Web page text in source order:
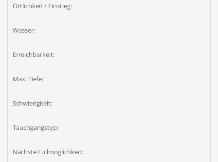
Örtlichkeit / Einstieg:
Wasser:
Erreichbarkeit:
Max. Tiefe:
Schwierigkeit:
Tauchgangstyp:
Nächste Füllmöglichkeit: